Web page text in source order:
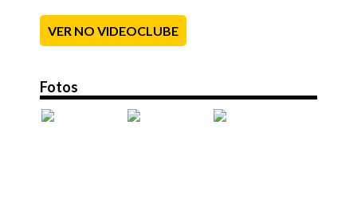
VER NO VIDEOCLUBE
Fotos